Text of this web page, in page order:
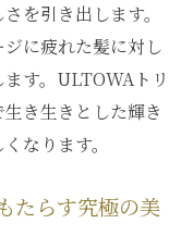
を引き出します。
に疲れた髪に対し
す。ULTOWAトリ
き生きとした輝き
なります。
たらす究極の美